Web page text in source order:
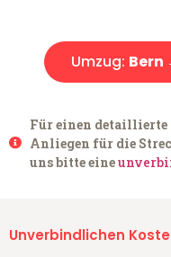
Umzug: Bern
Für einen detaillierte
Anliegen für die
uns bitte eine
Unverbindlichen